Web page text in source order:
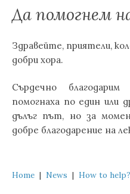
Да помогнем
Здравейте, приятели,
добри хора.
Сърдечно
помогнаха по един или
дълъг път, но за
добре благодарение на
Home | News | How to help?